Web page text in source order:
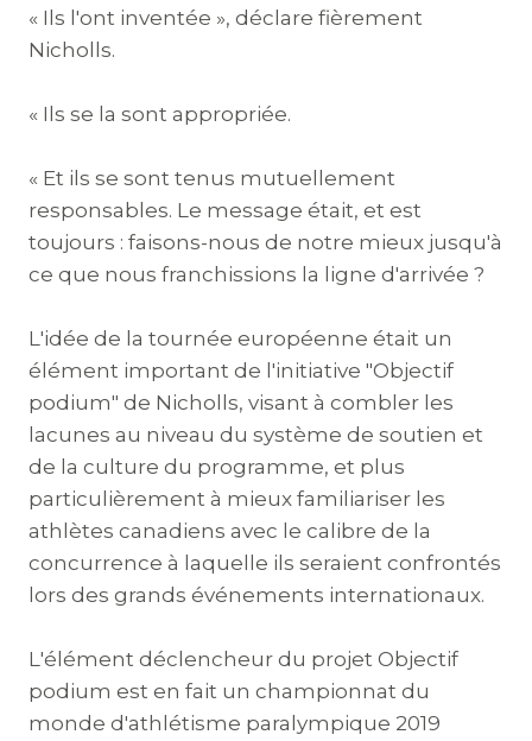
« Ils l'ont inventée », déclare fièrement
Nicholls.
« Ils se la sont appropriée.
« Et ils se sont tenus mutuellement
responsables. Le message était, et est
toujours : faisons-nous de notre mieux jusqu'à
ce que nous franchissions la ligne d'arrivée ?
L'idée de la tournée européenne était un
élément important de l'initiative "Objectif
podium" de Nicholls, visant à combler les
lacunes au niveau du système de soutien et
de la culture du programme, et plus
particulièrement à mieux familiariser les
athlètes canadiens avec le calibre de la
concurrence à laquelle ils seraient confrontés
lors des grands événements internationaux.
L'élément déclencheur du projet Objectif
podium est en fait un championnat du
monde d'athlétisme paralympique 2019